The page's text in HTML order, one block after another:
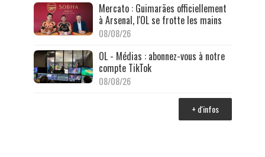
Mercato : Guimarães officiellement
à Arsenal, l'OL se frotte les mains
08/08/26
OL - Médias : abonnez-vous à notre
compte TikTok
08/08/26
+ d'infos